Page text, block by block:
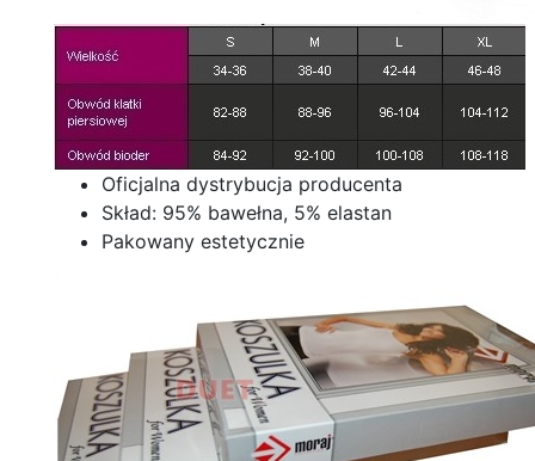
Oficjalna dystrybucja producenta
Skład: 95% bawełna, 5% elastan
Pakowany estetycznie